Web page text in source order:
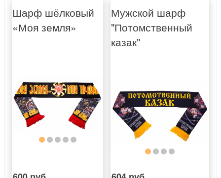
Шарф шёлковый
«Моя земля»
Мужской шарф
"Потомственный
казак"